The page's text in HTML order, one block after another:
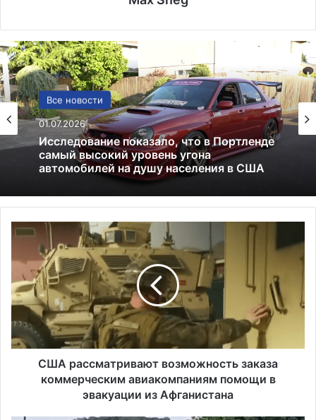
Все новости
01.07.2026
Исследование показало, что в Портленде
самый высокий уровень угона
автомобилей на душу населения в США
Лекарства и аптеки
05.05.2026
Глицин — это фейк или реальное
средство
С
А
а
с
а
США рассматривают возможность заказа
коммерческим авиакомпаниям помощи в
эвакуации из Афганистана